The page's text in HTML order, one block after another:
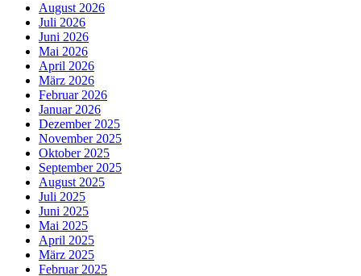
August 2026
Juli 2026
Juni 2026
Mai 2026
April 2026
März 2026
Februar 2026
Januar 2026
Dezember 2025
November 2025
Oktober 2025
September 2025
August 2025
Juli 2025
Juni 2025
Mai 2025
April 2025
März 2025
Februar 2025